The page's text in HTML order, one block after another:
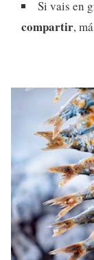
Si vais en
compartir,